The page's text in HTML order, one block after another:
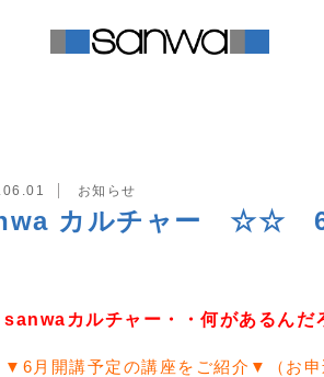
お知らせ
カルチャー ☆☆
sanwaカルチャー・・何があるんだ
▼6月開講予定の講座をご紹介▼（お申